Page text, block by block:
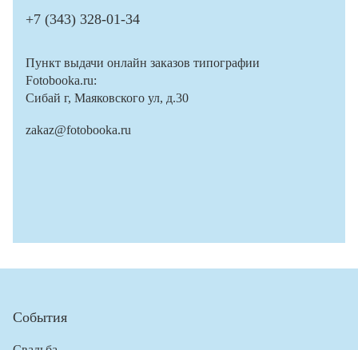
+7 (343) 328-01-34
Пункт выдачи онлайн заказов типографии
Fotobooka.ru:
Сибай г, Маяковского ул, д.30
zakaz@fotobooka.ru
События